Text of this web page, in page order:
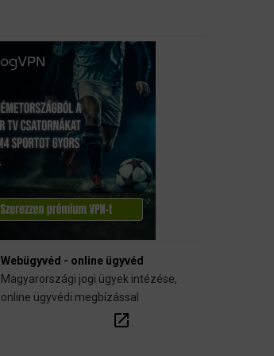
Webügyvéd - online ügyvéd
Magyarországi jogi ügyek intézése,
online ügyvédi megbízással
open_in_new